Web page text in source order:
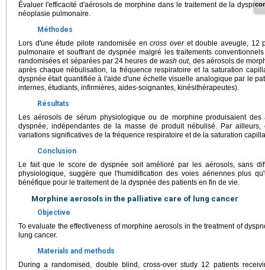
Évaluer l'efficacité d'aérosols de morphine dans le traitement de la
néoplasie pulmonaire.
Méthodes
Lors d'une étude pilote randomisée encross overet double aveugle, 12
pulmonaire et souffrant de dyspnée malgré les traitements
randomisées et séparées par 24 heures de wash out, des aérosols de
après chaque nébulisation, la fréquence respiratoire et la saturation
dyspnée était quantifiée à l'aide d'une échelle visuelle analogique par le
internes, étudiants, infirmières, aides-soignantes, kinésithérapeutes).
Résultats
Les aérosols de sérum physiologique ou de morphine produisaient
dyspnée, indépendantes de la masse de produit nébulisé. Par
variations significatives de la fréquence respiratoire et de la saturation
Conclusion
Le fait que le score de dyspnée soit amélioré par les aérosols, sans
physiologique, suggère que l'humidification des voies aériennes plus
bénéfique pour le traitement de la dyspnée des patients en fin de vie.
Morphine aerosols in the palliative care of lung cancer
Objective
To evaluate the effectiveness of morphine aerosols in the treatment of
lung cancer.
Materials and methods
During a randomised, double blind, cross-over study 12 patients